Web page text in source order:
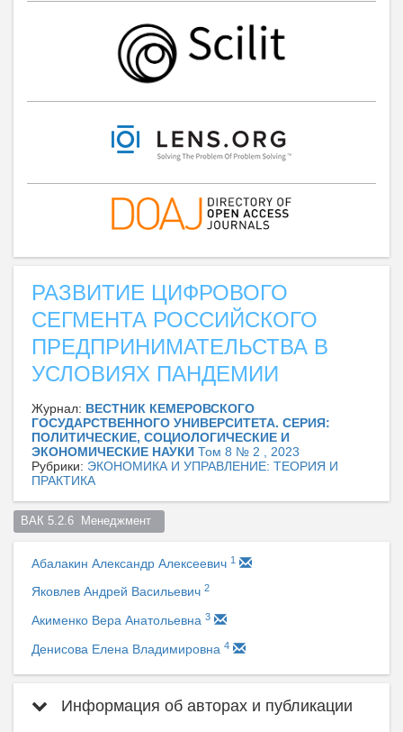
РАЗВИТИЕ ЦИФРОВОГО
СЕГМЕНТА РОССИЙСКОГО
ПРЕДПРИНИМАТЕЛЬСТВА В
УСЛОВИЯХ ПАНДЕМИИ
Журнал: ВЕСТНИК КЕМЕРОВСКОГО
ГОСУДАРСТВЕННОГО УНИВЕРСИТЕТА. СЕРИЯ:
ПОЛИТИЧЕСКИЕ, СОЦИОЛОГИЧЕСКИЕ И
ЭКОНОМИЧЕСКИЕ НАУКИ Том 8 № 2 , 2023
Рубрики: ЭКОНОМИКА И УПРАВЛЕНИЕ: ТЕОРИЯ И
ПРАКТИКА
ВАК 5.2.6  Менеджмент
Абалакин Александр Алексеевич 1
Яковлев Андрей Васильевич 2
Акименко Вера Анатольевна 3
Денисова Елена Владимировна 4
Информация об авторах и публикации